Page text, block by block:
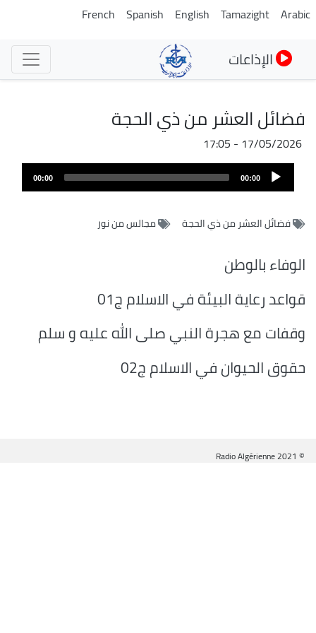
تجاوز
Arabic
Tamazight
English
Spanish
French
الإذاعات
فضائل العشر من ذي الحجة
17/05/2026 - 17:05
ملف
الصوت
Audio
Player
00:00
00:00
فضائل العشر من ذي الحجة مجالس من نور
الوفاء بالوطن
قواعد رعاية البيئة في الاسلام ج01
وقفات مع هجرة النبي صلى الله عليه و سلم
حقوق الحيوان في الاسلام ج02
© Radio Algérienne 2021